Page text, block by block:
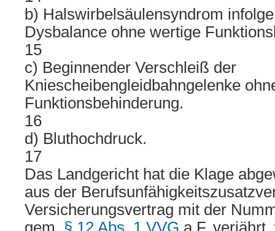
b) Halswirbelsäulensyndrom
Dysbalance ohne wertige
15
c) Beginnender Verschleiß der
Kniescheibengleidbahngelenke
Funktionsbehinderung.
16
d) Bluthochdruck.
17
Das Landgericht hat die Klage
aus der
Versicherungsvertrag mit der
gem. § 12 Abs. 1 VVG a.F.